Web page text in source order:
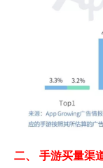
二、 手游买量渠